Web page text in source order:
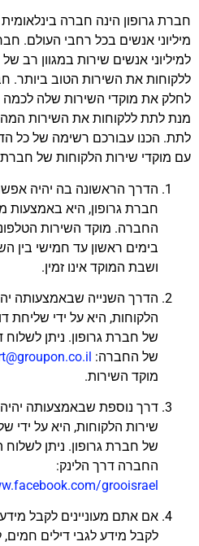
חברת גרופון הינה חברה
מיליוני אנשים בכל רחבי העולם.
למיליוני אנשים שירות במגוון רב
ללקוחות את השירות הטוב ביותר.
לחלק את מוקדי השירות שלה לכמה
מנת לתת ללקוחות את השירות
לתת. הכנו עבורכם רשימה של כל
עם מוקדי שירות הלקוחות של חברת
הדרך הראשונה בה יהיה
חברת גרופון, היא באמצעות
החברה. מוקד השירות
ושבת המוקד אינו זמין.
הדרך השנייה שבאמצעותה
הלקוחות, היא על ידי שליחת
של חברת גרופון. ניתן לשלוח
של החברה:
מוקד השירות.
דרך נוספת שבאמצעותה
שירות הלקוחות, היא על ידי
של חברת גרופון. ניתן
החברה דרך הלינק:
grooisrael/
אם אתם מעוניינים לקבל
לקבל מידע לגבי דילים